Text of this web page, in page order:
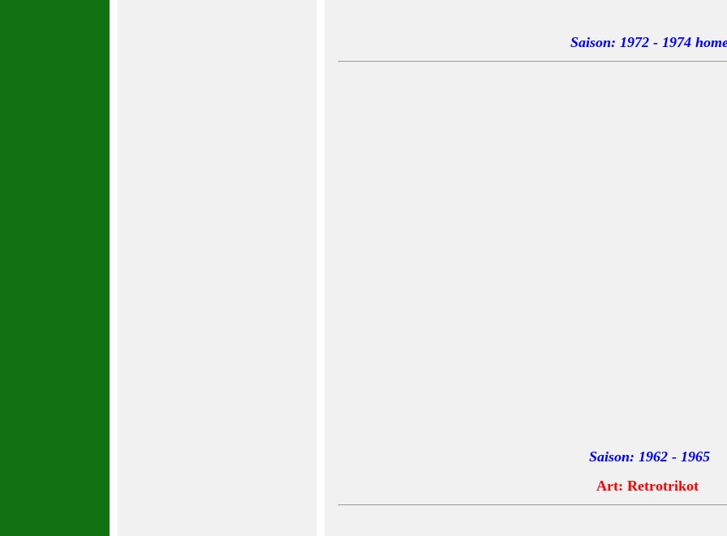
Saison: 1972 - 1974
Saison: 1962 - 1965
Art: Retrotrikot